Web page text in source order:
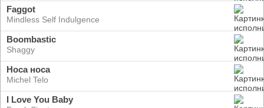
Faggot
Mindless Self Indulgence
Boombastic
Shaggy
Носа носа
Michel Telo
I Love You Baby